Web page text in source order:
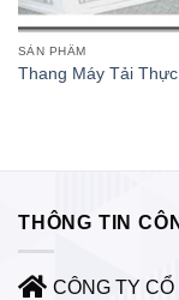
SẢN PHẨM
Thang Máy Tải
THÔNG TIN
CÔNG TY